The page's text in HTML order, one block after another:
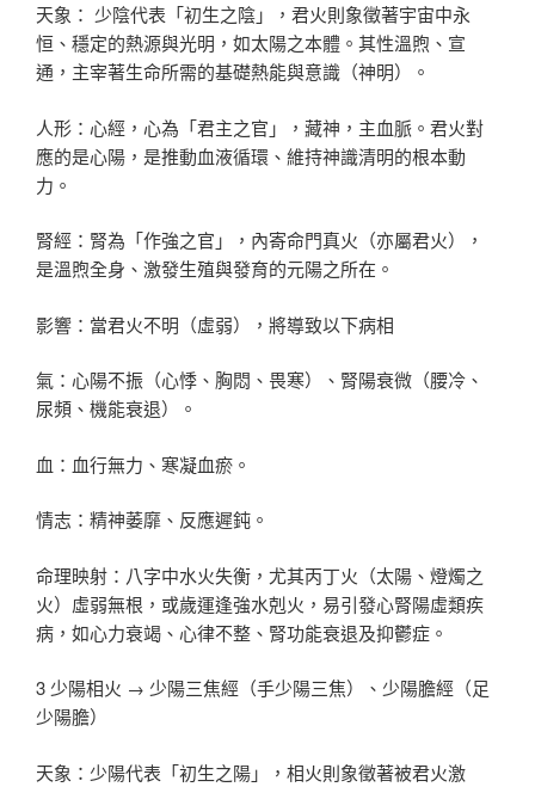
天象： 少陰代表「初生之陰」，君火則象徵著宇宙中永
恒、穩定的熱源與光明，如太陽之本體。其性溫煦、宣
通，主宰著生命所需的基礎熱能與意識（神明）。
人形：心經，心為「君主之官」，藏神，主血脈。君火對
應的是心陽，是推動血液循環、維持神識清明的根本動
力。
腎經：腎為「作強之官」，內寄命門真火（亦屬君火），
是溫煦全身、激發生殖與發育的元陽之所在。
影響：當君火不明（虛弱），將導致以下病相
氣：心陽不振（心悸、胸悶、畏寒）、腎陽衰微（腰冷、
尿頻、機能衰退）。
血：血行無力、寒凝血瘀。
情志：精神萎靡、反應遲鈍。
命理映射：八字中水火失衡，尤其丙丁火（太陽、燈燭之
火）虛弱無根，或歲運逢強水剋火，易引發心腎陽虛類疾
病，如心力衰竭、心律不整、腎功能衰退及抑鬱症。
3 少陽相火 → 少陽三焦經（手少陽三焦）、少陽膽經（足
少陽膽）
天象：少陽代表「初生之陽」，相火則象徵著被君火激